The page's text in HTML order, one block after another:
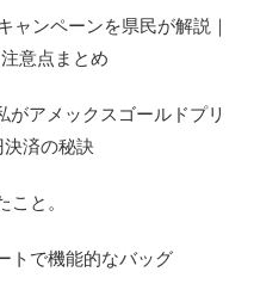
ャンペーンを県民が解説｜
意点まとめ
がアメックスゴールドプリ
済の秘訣
と。
トで機能的なバッグ